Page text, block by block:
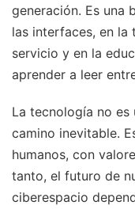
generación. Es una
las interfaces, en la
servicio y en la
aprender a leer
La tecnología no es
camino inevitable.
humanos, con
tanto, el futuro de
ciberespacio